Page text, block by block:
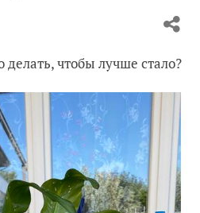
делать, чтобы лучше стало?